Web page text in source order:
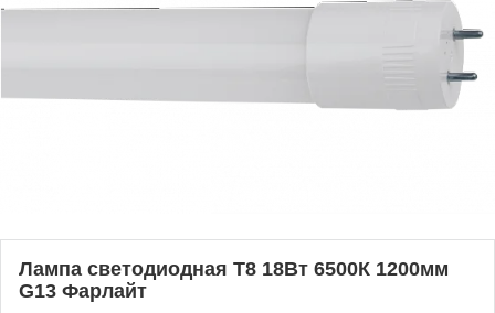
Лампа светодиодная T8 18Вт 6500К 1200мм
G13 Фарлайт